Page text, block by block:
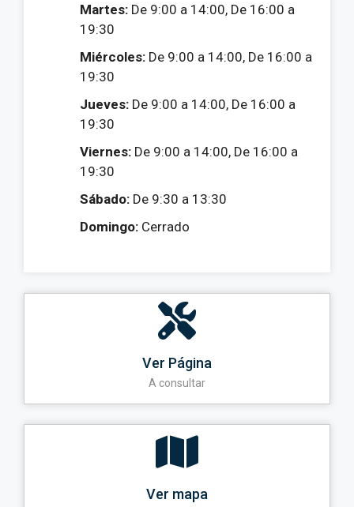
Martes: De 9:00 a 14:00, De 16:00 a
19:30
Miércoles: De 9:00 a 14:00, De 16:00 a
19:30
Jueves: De 9:00 a 14:00, De 16:00 a
19:30
Viernes: De 9:00 a 14:00, De 16:00 a
19:30
Sábado: De 9:30 a 13:30
Domingo: Cerrado
Ver Página
A consultar
Ver mapa